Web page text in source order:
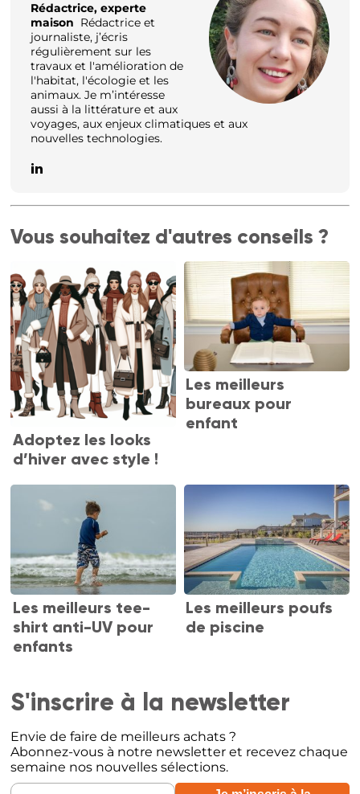
Rédactrice, experte
maison Rédactrice et
journaliste, j’écris
régulièrement sur les
travaux et l'amélioration de
l'habitat, l'écologie et les
animaux. Je m’intéresse
aussi à la littérature et aux
voyages, aux enjeux climatiques et aux
nouvelles technologies.
Vous souhaitez d'autres conseils ?
Adoptez les looks
d’hiver avec style !
Les meilleurs
bureaux pour
enfant
Les meilleurs tee-
shirt anti-UV pour
enfants
Les meilleurs poufs
de piscine
S'inscrire à la newsletter
Envie de faire de meilleurs achats ?
Abonnez-vous à notre newsletter et recevez chaque
semaine nos nouvelles sélections.